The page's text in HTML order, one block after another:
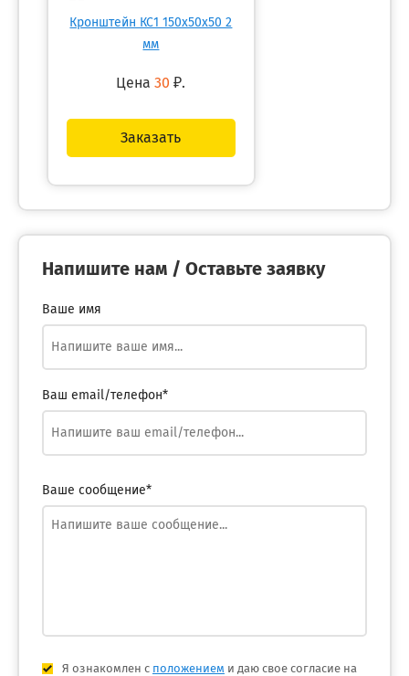
Кронштейн КС1 150х50х50 2
мм
Цена30 ₽.
Заказать
Напишите нам / Оставьте заявку
Ваше имя
Ваш email/телефон*
Ваше сообщение*
Я ознакомлен с положением и даю свое согласие на